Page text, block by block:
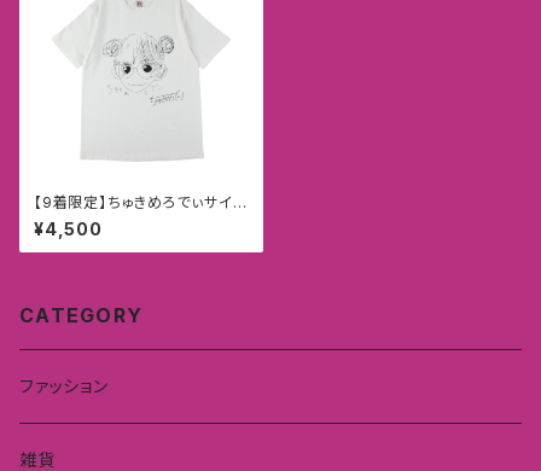
【9着限定】ちゅきめろでぃサイン
入りTシャツ(完売)
¥4,500
CATEGORY
ファッション
雑貨